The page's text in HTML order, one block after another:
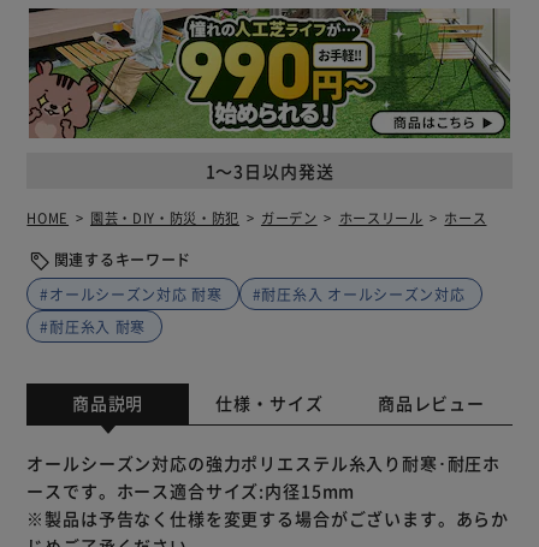
1～3日以内発送
HOME 園芸・DIY・防災・防犯 ガーデン ホースリール ホース
関連するキーワード
#オールシーズン対応 耐寒
#耐圧糸入 オールシーズン対応
#耐圧糸入 耐寒
商品説明 仕様・サイズ 商品レビュー
オールシーズン対応の強力ポリエステル糸入り耐寒･耐圧ホ
ースです。ホース適合サイズ:内径15mm
※製品は予告なく仕様を変更する場合がございます。あらか